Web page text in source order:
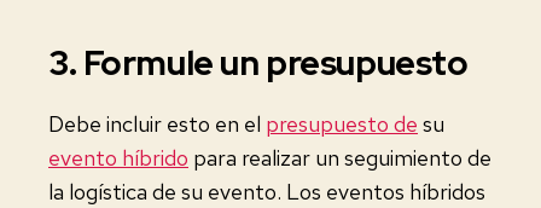
3. Formule un presupuesto
Debe incluir esto en el presupuesto de su
evento híbrido para realizar un seguimiento de
la logística de su evento. Los eventos híbridos